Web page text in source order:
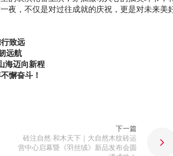
夜，不仅是对过往成就的庆祝，更是对未来美
致远
远航
海迈向新程
懈奋斗！
下一篇
砖注自然·和木天下｜大自然木纹砖运
营中心启幕暨《羽丝绒》新品发布会圆